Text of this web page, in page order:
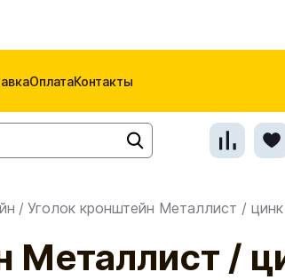
ОплатаКонтакты
/ Уголок кронштейн Металлист / цинк
Металлист /